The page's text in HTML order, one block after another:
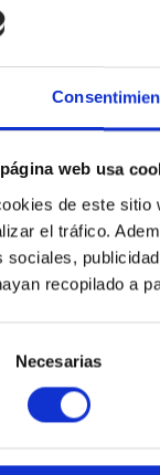
web usa
de este sitio
el tráfico.
sociales,
recopilado a
Necesarias
tu mesa podrás
tengas
la altura de